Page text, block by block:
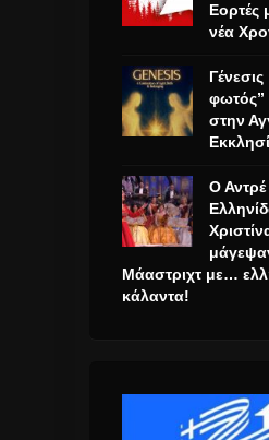
Εορτές
νέα
Γένεσις
φωτός”
στην
Ο Αντρέ
Μάαστριχτ με…
κάλαντα!